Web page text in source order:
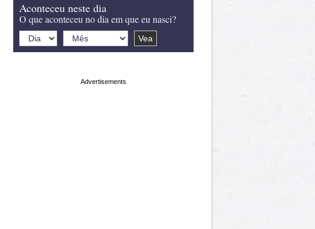
Aconteceu neste dia
O que aconteceu no dia em que eu nasci?